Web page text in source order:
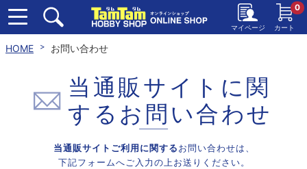
マイページ カート
0
HOME お問い合わせ
当通販サイトに関
する お問い合わせ
当通販サイトご利用に関する お問い合わせは、
下記フォームへご入力の上お送りください。